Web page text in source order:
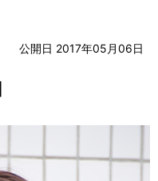
公開日 2017年05月06日